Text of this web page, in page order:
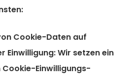
Cookie-Daten auf
Einwilligung:Wir setzen ein
Einwilligungs-